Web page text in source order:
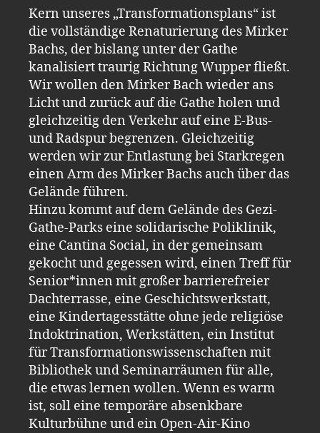
Kern unseres „Transformationsplans“ ist
die vollständige Renaturierung des Mirker
Bachs, der bislang unter der Gathe
kanalisiert traurig Richtung Wupper fließt.
Wir wollen den Mirker Bach wieder ans
Licht und zurück auf die Gathe holen und
gleichzeitig den Verkehr auf eine E-Bus-
und Radspur begrenzen. Gleichzeitig
werden wir zur Entlastung bei Starkregen
einen Arm des Mirker Bachs auch über das
Gelände führen.
Hinzu kommt auf dem Gelände des Gezi-
Gathe-Parks eine solidarische Poliklinik,
eine Cantina Social, in der gemeinsam
gekocht und gegessen wird, einen Treff für
Senior*innen mit großer barrierefreier
Dachterrasse, eine Geschichtswerkstatt,
eine Kindertagesstätte ohne jede religiöse
Indoktrination, Werkstätten, ein Institut
für Transformationswissenschaften mit
Bibliothek und Seminarräumen für alle,
die etwas lernen wollen. Wenn es warm
ist, soll eine temporäre absenkbare
Kulturbühne und ein Open-Air-Kino